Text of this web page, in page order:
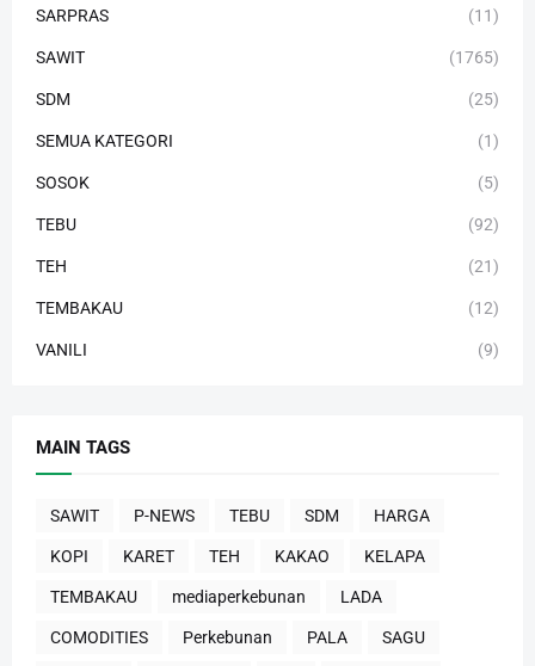
SARPRAS (11)
SAWIT (1765)
SDM (25)
SEMUA KATEGORI (1)
SOSOK (5)
TEBU (92)
TEH (21)
TEMBAKAU (12)
VANILI (9)
MAIN TAGS
SAWIT P-NEWS TEBU SDM HARGA
KOPI KARET TEH KAKAO KELAPA
TEMBAKAU mediaperkebunan LADA
COMODITIES Perkebunan PALA SAGU